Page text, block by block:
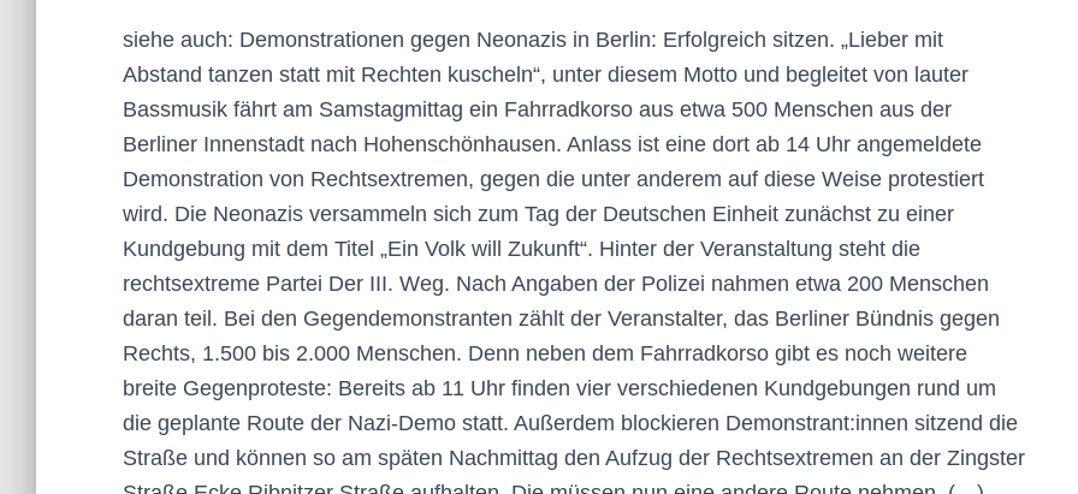
siehe auch: Demonstrationen gegen Neonazis in Berlin: Erfolgreich sitzen. „Lieber mit
Abstand tanzen statt mit Rechten kuscheln“, unter diesem Motto und begleitet von lauter
Bassmusik fährt am Samstagmittag ein Fahrradkorso aus etwa 500 Menschen aus der
Berliner Innenstadt nach Hohenschönhausen. Anlass ist eine dort ab 14 Uhr angemeldete
Demonstration von Rechtsextremen, gegen die unter anderem auf diese Weise protestiert
wird. Die Neonazis versammeln sich zum Tag der Deutschen Einheit zunächst zu einer
Kundgebung mit dem Titel „Ein Volk will Zukunft“. Hinter der Veranstaltung steht die
rechtsextreme Partei Der III. Weg. Nach Angaben der Polizei nahmen etwa 200 Menschen
daran teil. Bei den Gegendemonstranten zählt der Veranstalter, das Berliner Bündnis gegen
Rechts, 1.500 bis 2.000 Menschen. Denn neben dem Fahrradkorso gibt es noch weitere
breite Gegenproteste: Bereits ab 11 Uhr finden vier verschiedenen Kundgebungen rund um
die geplante Route der Nazi-Demo statt. Außerdem blockieren Demonstrant:innen sitzend die
Straße und können so am späten Nachmittag den Aufzug der Rechtsextremen an der Zingster